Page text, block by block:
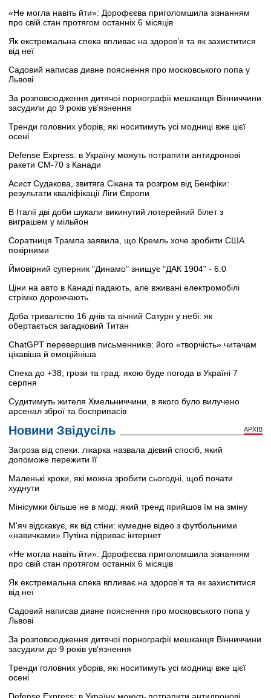
«Не могла навіть йти»: Дорофєєва приголомшила зізнанням
про свій стан протягом останніх 6 місяців
Як екстремальна спека впливає на здоров’я та як захиститися
від неї
Садовий написав дивне пояснення про московського попа у
Львові
За розповсюдження дитячої порнографії мешканця Вінниччини
засудили до 9 років ув’язнення
Тренди головних уборів, які носитимуть усі модниці вже цієї
осені
Defense Express: в Україну можуть потрапити антидронові
ракети CM-70 з Канади
Асист Судакова, звитяга Сікана та розгром від Бенфіки:
результати кваліфікації Ліги Європи
В Італії дві доби шукали викинутий лотерейний білет з
виграшем у мільйон
Соратниця Трампа заявила, що Кремль хоче зробити США
покірними
Ймовірний суперник "Динамо" знищує "ДАК 1904" - 6:0
Ціни на авто в Канаді падають, але вживані електромобілі
стрімко дорожчають
Доба тривалістю 16 днів та вічний Сатурн у небі: як
обертається загадковий Титан
ChatGPT перевершив письменників: його «творчість» читачам
цікавіша й емоційніша
Спека до +38, грози та град: якою буде погода в Україні 7
серпня
Судитимуть жителя Хмельниччини, в якого було вилучено
арсенал зброї та боєприпасів
Новини Звідусіль АРХІВ
Загроза від спеки: лікарка назвала дієвий спосіб, який
допоможе пережити її
Маленькі кроки, які можна зробити сьогодні, щоб почати
худнути
Мінісумки більше не в моді: який тренд прийшов їм на зміну
М'яч відскакує, як від стіни: кумедне відео з футбольними
«навичками» Путіна підриває інтернет
«Не могла навіть йти»: Дорофєєва приголомшила зізнанням
про свій стан протягом останніх 6 місяців
Як екстремальна спека впливає на здоров’я та як захиститися
від неї
Садовий написав дивне пояснення про московського попа у
Львові
За розповсюдження дитячої порнографії мешканця Вінниччини
засудили до 9 років ув’язнення
Тренди головних уборів, які носитимуть усі модниці вже цієї
осені
Defense Express: в Україну можуть потрапити антидронові